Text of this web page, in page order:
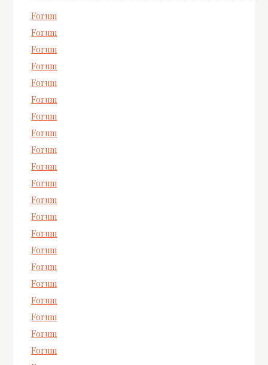
Forum
Forum
Forum
Forum
Forum
Forum
Forum
Forum
Forum
Forum
Forum
Forum
Forum
Forum
Forum
Forum
Forum
Forum
Forum
Forum
Forum